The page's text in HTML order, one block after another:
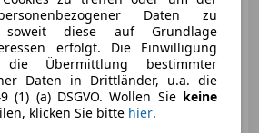
Daten zu
soweit diese auf Grundlage
erfolgt. Die Einwilligung
Übermittlung bestimmter
Daten in Drittländer, u.a. die
(1) (a) DSGVO. Wollen Sie keine
klicken Sie bitte hier.